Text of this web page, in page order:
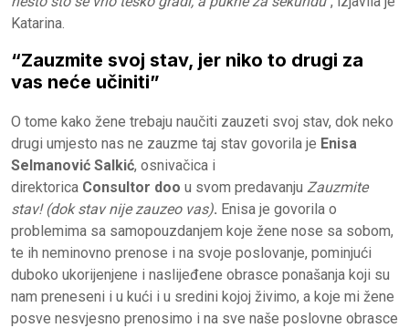
Katarina.
“Zauzmite svoj stav, jer niko to drugi za
vas neće učiniti”
O tome kako žene trebaju naučiti zauzeti svoj stav, dok neko
drugi umjesto nas ne zauzme taj stav govorila je Enisa
Selmanović Salkić, osnivačica i
direktorica Consultor doo u svom predavanju Zauzmite
stav! (dok stav nije zauzeo vas). Enisa je govorila o
problemima sa samopouzdanjem koje žene nose sa sobom,
te ih neminovno prenose i na svoje poslovanje, pominjući
duboko ukorijenjene i naslijeđene obrasce ponašanja koji su
nam preneseni i u kući i u sredini kojoj živimo, a koje mi žene
posve nesvjesno prenosimo i na sve naše poslovne obrasce